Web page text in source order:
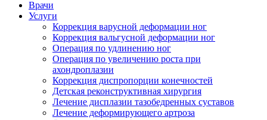
Врачи
Услуги
Коррекция варусной деформации ног
Коррекция вальгусной деформации ног
Операция по удлинению ног
Операция по увеличению роста при
ахондроплазии
Коррекция диспропорции конечностей
Детская реконструктивная хирургия
Лечение дисплазии тазобедренных суставов
Лечение деформирующего артроза